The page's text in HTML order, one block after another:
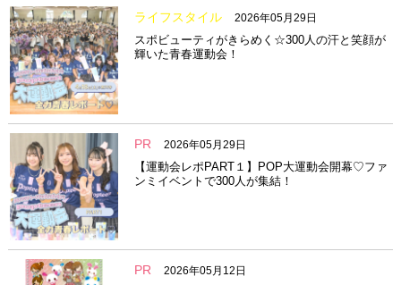
ライフスタイル 2026年05月29日
スポビューティがきらめく☆300人の汗と笑顔が
輝いた青春運動会！
PR 2026年05月29日
【運動会レポPART１】POP大運動会開幕♡ファ
ンミイベントで300人が集結！
PR 2026年05月12日